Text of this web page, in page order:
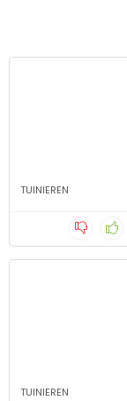
TUINIEREN
TUINIEREN